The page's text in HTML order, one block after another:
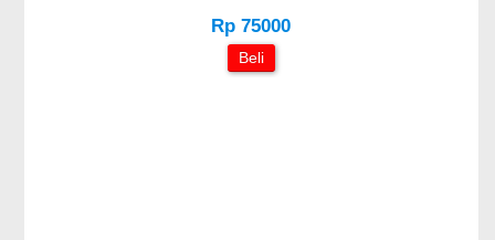
Rp 75000
Beli